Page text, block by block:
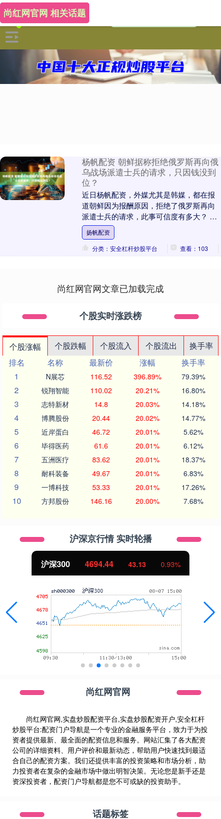
尚红网官网 相关话题
杨帆配资 朝鲜据称拒绝俄罗斯再向俄
乌战场派遣士兵的请求，只因钱没到
位？
近日杨帆配资，外媒尤其是韩媒，都在报
道朝鲜因为报酬原因，拒绝了俄罗斯再向
派遣士兵的请求，此事可信度有多大？ 国
际政治从来不会是“打工人讨薪”的简单逻
辑，判断这件....
扬帆配资
分类：安全杠杆炒股平台
查看：103
尚红网官网文章已加载完成
个股实时涨跌榜
个股涨幅 个股跌幅 个股流入 个股流出
换手率
排名
名称 最新价 涨幅
换手率
1
N展芯 116.52 396.89% 79.39%
2 锐翔智能 110.02 20.21% 16.80%
3 志特新材 14.8 20.03% 14.18%
4 博腾股份 20.44 20.02% 14.77%
5 近岸蛋白 46.72 20.01% 5.62%
6 毕得医药 61.6 20.01% 6.12%
7 五洲医疗 83.62 20.01% 18.37%
8 耐科装备 49.67 20.01% 6.83%
9 一博科技 53.33 20.01% 17.26%
10 方邦股份 146.16 20.00% 7.68%
沪深京行情 实时轮播
北证50 1134.24 11.37 1.01%
尚红网官网
尚红网官网,实盘炒股配资平台,实盘炒股配资开户,安全杠杆
炒股平台:配资门户导航是一个专业的金融服务平台，致力于为投
资者提供最新、最全面的配资信息和服务。网站汇集了各大配资
公司的详细资料、用户评价和最新动态，帮助用户快速找到最适
合自己的配资方案。我们还提供丰富的投资策略和市场分析，助
力投资者在复杂的金融市场中做出明智决策。无论您是新手还是
资深投资者，配资门户导航都是您不可或缺的投资助手。
话题标签